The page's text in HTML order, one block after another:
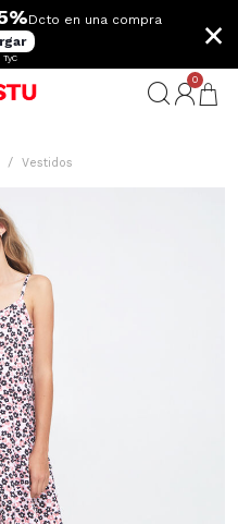
Dcto en una compra
×
0
Vestidos